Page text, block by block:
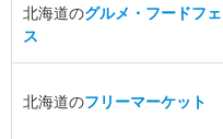
北海道のグルメ・フードフェ
ス
北海道のフリーマーケット